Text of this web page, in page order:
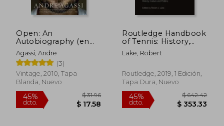
Open: An
Autobiography (en
Inglés)
Agassi, Andre
(3)
Vintage, 2010, Tapa
Blanda, Nuevo
Routledge Handbook
of Tennis: History,
Culture and Politics
(en Inglés)
Lake, Robert
Routledge, 2019, 1 Edición,
Tapa Dura, Nuevo